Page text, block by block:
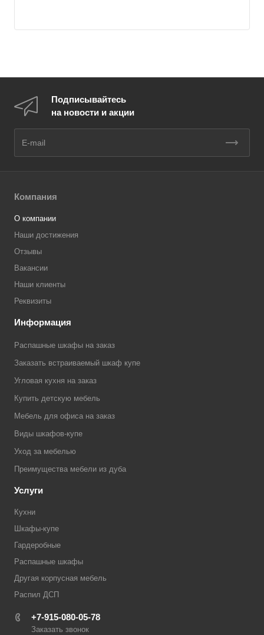
Подписывайтесь
на новости и акции
Компания
О компании
Наши достижения
Отзывы
Вакансии
Наши клиенты
Реквизиты
Информация
Распашные шкафы на заказ
Заказать встраиваемый шкаф купе
Угловая кухня на заказ
Купить детскую мебель
Мебель для офиса на заказ
Виды шкафов-купе
Уход за мебелью
Преимущества мебели из дуба
Услуги
Кухни
Шкафы-купе
Гардеробные
Распашные шкафы
Другая корпусная мебель
Распил ДСП
+7-915-080-05-78
Заказать звонок